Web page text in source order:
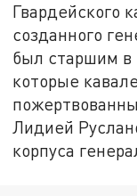
Гвардейского
созданного
был старшим в
которые
Лидией
корпуса